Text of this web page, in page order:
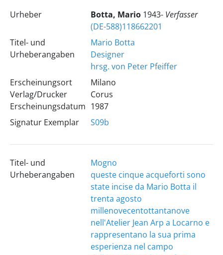
Urheber Botta, Mario 1943- Verfasser
(DE-588)118662201
Titel- und
Urheberangaben
Mario Botta
Designer
hrsg. von Peter Pfeiffer
Erscheinungsort
Verlag/Drucker
Erscheinungsdatum
Milano
Corus
1987
Signatur Exemplar
S09b
Titel- und
Urheberangaben
Mogno
queste cinque acqueforti sono
state incise da Mario Botta il
trenta agosto
millenovecentottantanove
nell'Atelier Jean Arp a Locarno e
rappresentano la sua prima
esperienza nel campo